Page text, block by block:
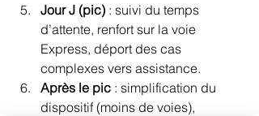
Jour J (pic) : suivi du temps
d’attente, renfort sur la voie
Express, déport des cas
complexes vers assistance.
Après le pic : simplification du
dispositif (moins de voies),